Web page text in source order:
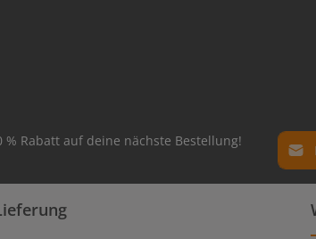
Rabatt auf deine nächste Bestellung! E-
Ich
Die